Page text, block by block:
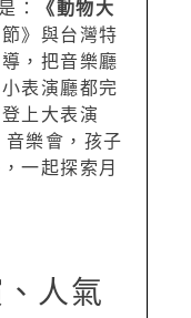
：
《動物大
》與台灣特
，把音樂廳
表演廳都完
上大表演
音樂會，孩子
一起探索月
人氣